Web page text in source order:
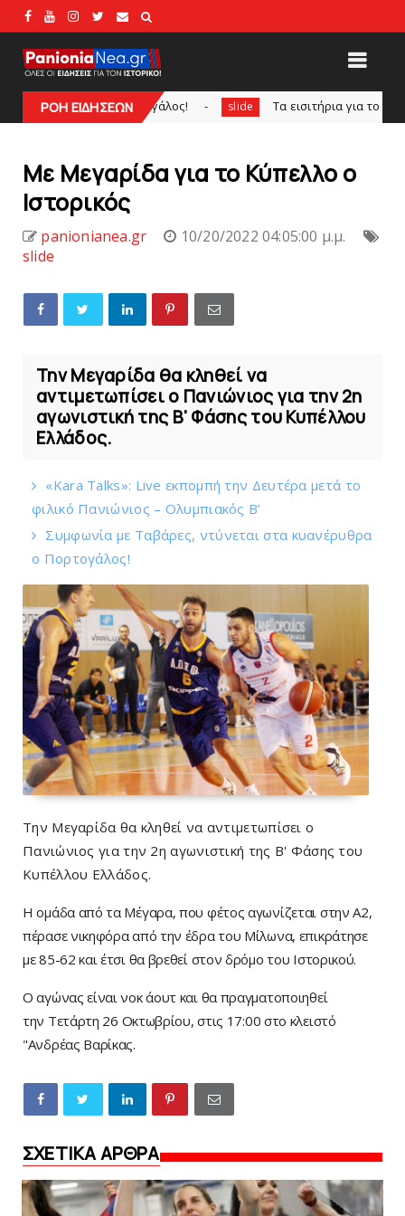
ΡΟΗ ΕΙΔΗΣΕΩΝ
ο Πορτογάλος! slide Tα εισιτήρια για το φιλικό τουρνουά
Mε Μεγαρίδα για το Κύπελλο ο
Ιστορικός
panionianea.gr
10/20/2022 04:05:00 μ.μ.
slide
Την Μεγαρίδα θα κληθεί να
αντιμετωπίσει ο Πανιώνιος για την 2η
αγωνιστική της Β' Φάσης του Κυπέλλου
Ελλάδος.
«Kara Talks»: Live εκπομπή την Δευτέρα μετά το
φιλικό Πανιώνιος – Ολυμπιακός Β’
Συμφωνία με Tαβάρες, ντύνεται στα κυανέρυθρα
ο Πορτογάλος!
Την Μεγαρίδα θα κληθεί να αντιμετωπίσει ο
Πανιώνιος για την 2η αγωνιστική της Β' Φάσης του
Κυπέλλου Ελλάδος.
Η ομάδα από τα Μέγαρα, που φέτος αγωνίζεται στην Α2,
πέρασε νικηφόρα από την έδρα του Μίλωνα, επικράτησε
με 85-62 και έτσι θα βρεθεί στον δρόμο του Ιστορικού.
Ο αγώνας είναι νοκ άουτ και θα πραγματοποιηθεί
την Τετάρτη 26 Οκτωβρίου, στις 17:00 στο κλειστό
"Ανδρέας Βαρίκας.
ΣΧΕΤΙΚΑ ΑΡΘΡΑ